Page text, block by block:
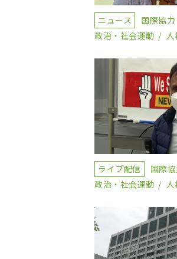
ニュース 国際協
政治・社会運動
人
ライブ配信 国際
政治・社会運動
人